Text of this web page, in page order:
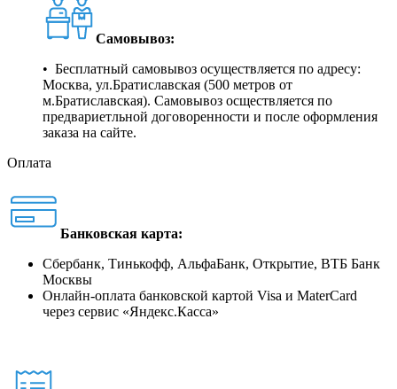
Самовывоз:
• Бесплатный самовывоз осуществляется по адресу:
Москва, ул.Братиславская (500 метров от
м.Братиславская). Самовывоз осществляется по
предвариетльной договоренности и после оформления
заказа на сайте.
Оплата
Банковская карта:
Сбербанк, Тинькофф, АльфаБанк, Открытие, ВТБ Банк
Москвы
Онлайн-оплата банковской картой Visa и MaterCard
через сервис «Яндекс.Касса»